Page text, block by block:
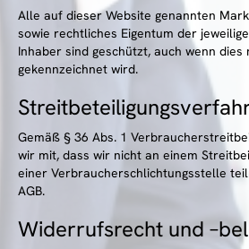
Alle auf dieser Website genannten
sowie rechtliches Eigentum der
Inhaber sind geschützt, auch wenn
gekennzeichnet wird.
Gemäß § 36 Abs. 1
wir mit, dass wir nicht an einem
einer Verbraucherschlichtungsstelle
AGB.
Widerrufsrecht und